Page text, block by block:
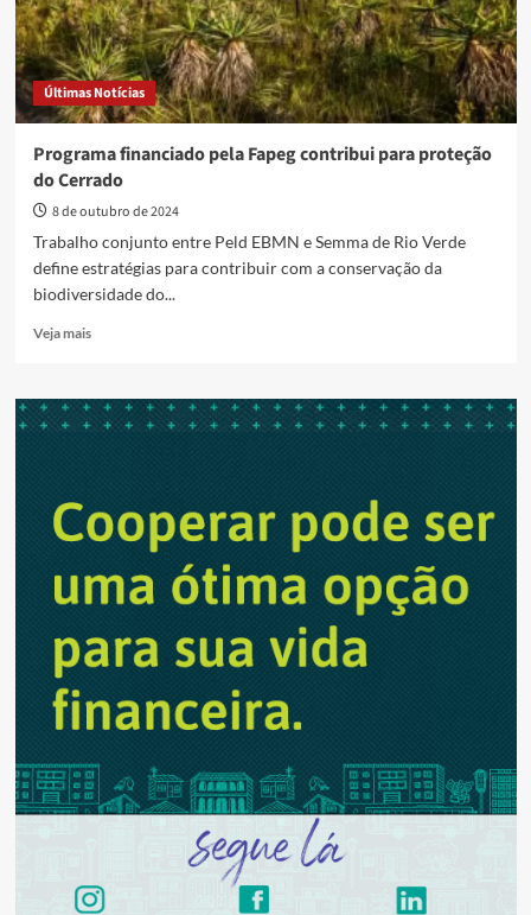
Últimas Notícias
Programa financiado pela Fapeg contribui para proteção
do Cerrado
8 de outubro de 2024
Trabalho conjunto entre Peld EBMN e Semma de Rio Verde
define estratégias para contribuir com a conservação da
biodiversidade do...
Veja maisRead
Programa
financiado
para
proteção
Cerrado